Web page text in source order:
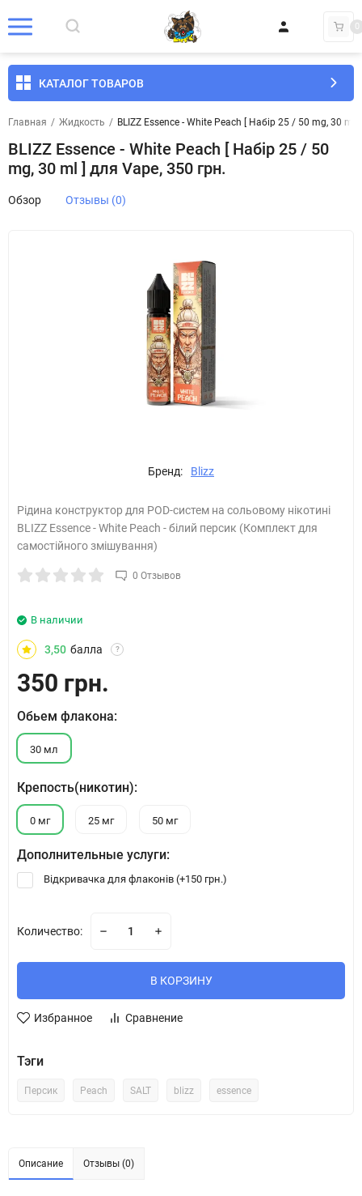
0
КАТАЛОГ ТОВАРОВ
Главная / Жидкость / BLIZZ Essence - White Peach [ Набір 25 / 50 mg, 30 ml
BLIZZ Essence - White Peach [ Набір 25 / 50
mg, 30 ml ] для Vape, 350 грн.
Обзор Отзывы (0)
Бренд: Blizz
Рідина конструктор для POD-систем на сольовому нікотині
BLIZZ Essence - White Peach - білий персик (Комплект для
самостійного змішування)
0 Отзывов
В наличии
3,50 балла ?
350 грн.
Обьем флакона:
30 мл
Крепость(никотин):
0 мг 25 мг 50 мг
Дополнительные услуги:
Відкривачка для флаконів (+150 грн.)
Количество:
В КОРЗИНУ
Избранное Сравнение
Тэги
Персик Peach SALT blizz essence
Описание Отзывы (0)